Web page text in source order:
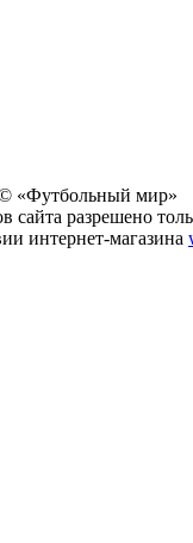
© «Футбольный мир»
разрешено
интернет-магазина